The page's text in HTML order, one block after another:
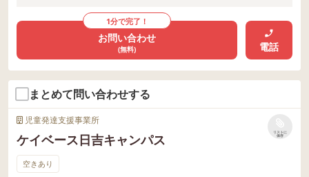
1分で完了！
お問い合わせ
(無料) 電話
まとめて問い合わせする
児童発達支援事業所
ケイベース日吉キャンパス
リストに
保存
空きあり